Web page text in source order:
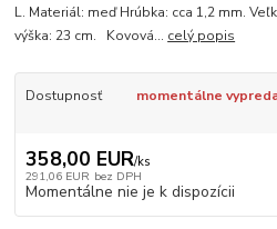
L. Materiál: meď Hrúbka: cca 1,2 mm.
výška: 23 cm. Kovová... celý popis
Dostupnosť momentálne
358,00 EUR/ks
291,06 EUR bez DPH
Momentálne nie je k dispozícii